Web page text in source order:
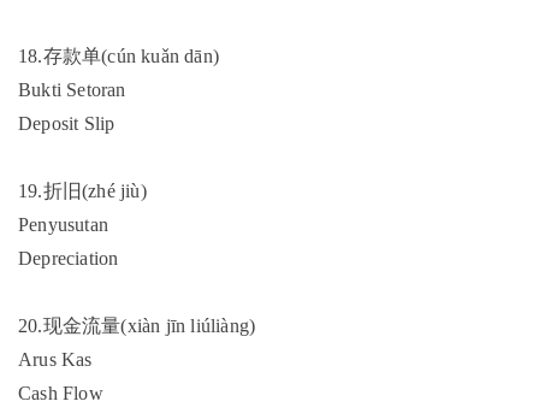
18.存款单(cún kuǎn dān)
Bukti Setoran
Deposit Slip
19.折旧(zhé jiù)
Penyusutan
Depreciation
20.现金流量(xiàn jīn liúliàng)
Arus Kas
Cash Flow